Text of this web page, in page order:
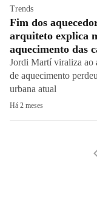
Trends
Fim dos
arquiteto explica
aquecimento das
Jordi Martí viraliza ao
de aquecimento
urbana atual
Há 2 meses